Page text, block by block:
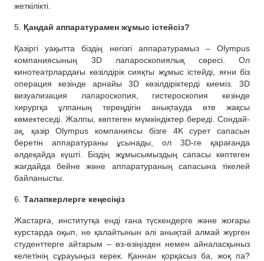
жеткілікті.
5. Қандай аппаратурамен жұмыс істейсіз?
Қазіргі уақытта біздің негізгі аппаратурамыз – Olympus
компаниясының 3D лапароскопиялық сөресі. Ол
кинотеатрлардағы көзілдірік сияқты жұмыс істейді, яғни біз
операция кезінде арнайы 3D көзілдіріктерді киеміз. 3D
визуализация лапароскопия, гистероскопия кезінде
хирургқа ұлпаның тереңдігін анықтауда өте жақсы
көмектеседі. Жалпы, көптеген мүмкіндіктер береді. Сондай-
ақ, қазір Olympus компаниясы бізге 4K сурет сапасын
беретін аппаратураны ұсынады, ол 3D-ге қарағанда
әлдеқайда күшті. Біздің жұмысымыздың сапасы көптеген
жағдайда бейне және аппаратураның сапасына тікелей
байланысты.
6. Талапкерлерге кеңесіңіз
Жастарға, институтқа енді ғана түскендерге және жоғары
курстарда оқып, не қалайтынын әлі анықтай алмай жүрген
студенттерге айтарым – өз-өзіңізден немен айналасқыныз
келетінің сұрауыңыз керек. Қаннан қорқасыз ба, жоқ па?